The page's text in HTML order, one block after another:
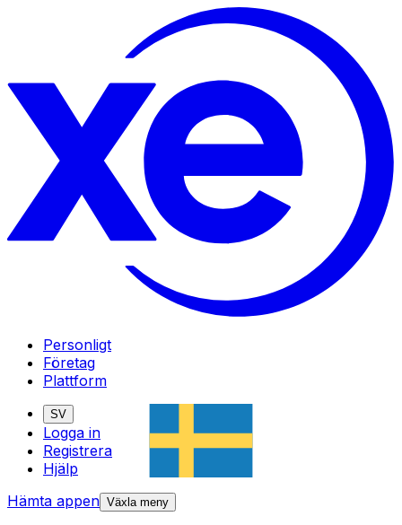
Personligt
Företag
Plattform
SV
Logga in
Registrera
Hjälp
Hämta appen Växla meny